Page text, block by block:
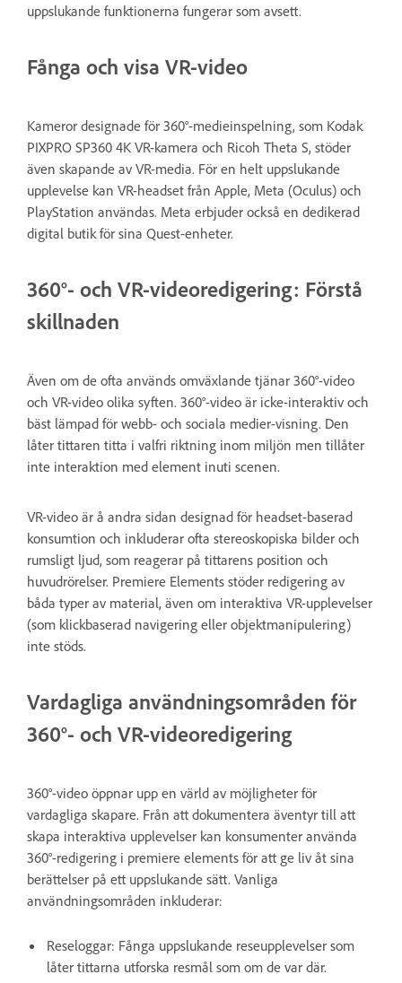
uppslukande funktionerna fungerar som avsett.
Fånga och visa VR-video
Kameror designade för 360°-medieinspelning, som Kodak
PIXPRO SP360 4K VR-kamera och Ricoh Theta S, stöder
även skapande av VR-media. För en helt uppslukande
upplevelse kan VR-headset från Apple, Meta (Oculus) och
PlayStation användas. Meta erbjuder också en dedikerad
digital butik för sina Quest-enheter.
360°- och VR-videoredigering: Förstå
skillnaden
Även om de ofta används omväxlande tjänar 360°-video
och VR-video olika syften. 360°-video är icke-interaktiv och
bäst lämpad för webb- och sociala medier-visning. Den
låter tittaren titta i valfri riktning inom miljön men tillåter
inte interaktion med element inuti scenen.
VR-video är å andra sidan designad för headset-baserad
konsumtion och inkluderar ofta stereoskopiska bilder och
rumsligt ljud, som reagerar på tittarens position och
huvudrörelser. Premiere Elements stöder redigering av
båda typer av material, även om interaktiva VR-upplevelser
(som klickbaserad navigering eller objektmanipulering)
inte stöds.
Vardagliga användningsområden för
360°- och VR-videoredigering
360°-video öppnar upp en värld av möjligheter för
vardagliga skapare. Från att dokumentera äventyr till att
skapa interaktiva upplevelser kan konsumenter använda
360°-redigering i premiere elements för att ge liv åt sina
berättelser på ett uppslukande sätt. Vanliga
användningsområden inkluderar:
Reseloggar: Fånga uppslukande reseupplevelser som
låter tittarna utforska resmål som om de var där.